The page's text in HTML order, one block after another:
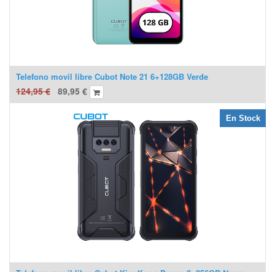
Telefono movil libre Cubot Note 21 6+128GB Verde
124,95€ 89,95 €
En Stock